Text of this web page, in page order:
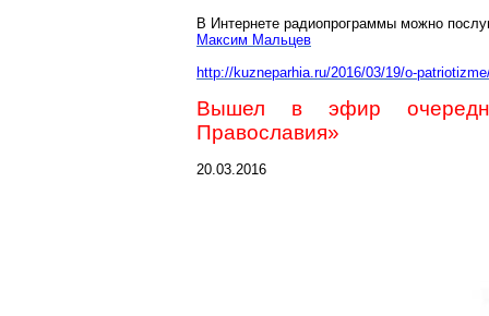
В Интернете радиопрограммы можно
Максим Мальцев
http://kuzneparhia.ru/2016/03/19/o-
Вышел в эфир
Православия»
20.03.2016